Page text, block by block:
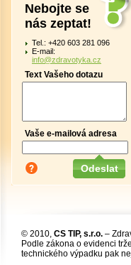
Nebojte se
nás zeptat!
Tel.: +420 603 281 096
E-mail:
info@zdravotyka.cz
Text Vašeho dotazu
Vaše e-mailová adresa
© 2010, CS TIP, s.r.o. –
Podle zákona o evidenci
technického výpadku pak